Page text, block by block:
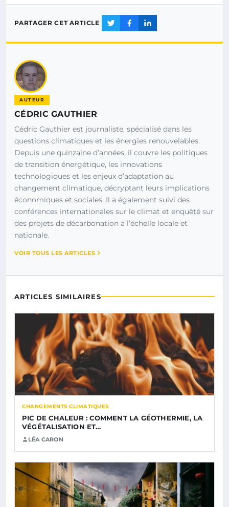
PARTAGER CET ARTICLE
AUTEUR
CÉDRIC GAUTHIER
Cédric Gauthier est journaliste, spécialisé dans les
questions climatiques et les énergies renouvelables.
Depuis une quinzaine d’années, il couvre les politiques
de transition énergétique, les innovations
technologiques et les enjeux d’adaptation au
changement climatique, décryptant leurs implications
économiques et sociales. Il a également suivi des
conférences internationales sur le climat et enquêté sur
des projets de décarbonation à l’échelle locale et
nationale.
VOIR TOUS LES ARTICLES
ARTICLES SIMILAIRES
CHANGEMENTS CLIMATIQUES
PIC DE CHALEUR : COMMENT LA GÉOTHERMIE, LA
VÉGÉTALISATION ET…
LÉA CARON